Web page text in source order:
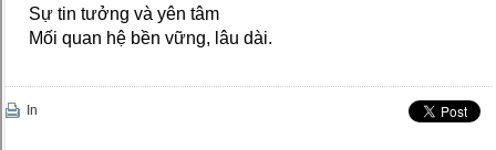
Sự tin tưởng và yên tâm
Mối quan hệ bền vững, lâu dài.
In